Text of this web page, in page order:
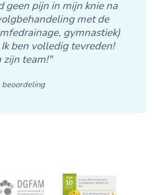
geen pijn in mijn knie na
met de
gymnastiek)
ben volledig tevreden!
zijn team!"
beoordeling